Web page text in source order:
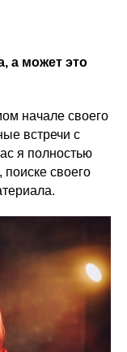
а может это
начале своего
встречи с
я полностью
поиске своего